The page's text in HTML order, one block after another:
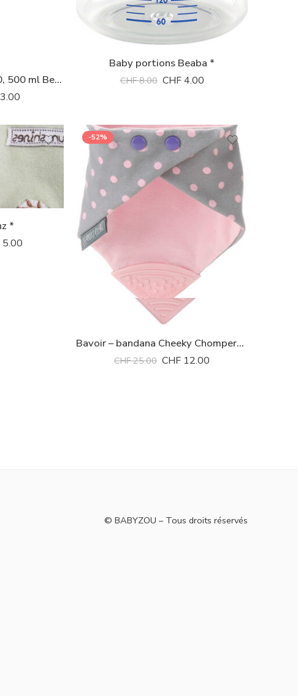
Baby portions 150, 300, 500 ml Beaba *
Baby portions Beaba *
CHF8.00 CHF4.00
*
5.00
-52%
Bavoir – bandana Cheeky Chompers *
CHF25.00 CHF 12.00
© BABYZOU – Tous droits réservés